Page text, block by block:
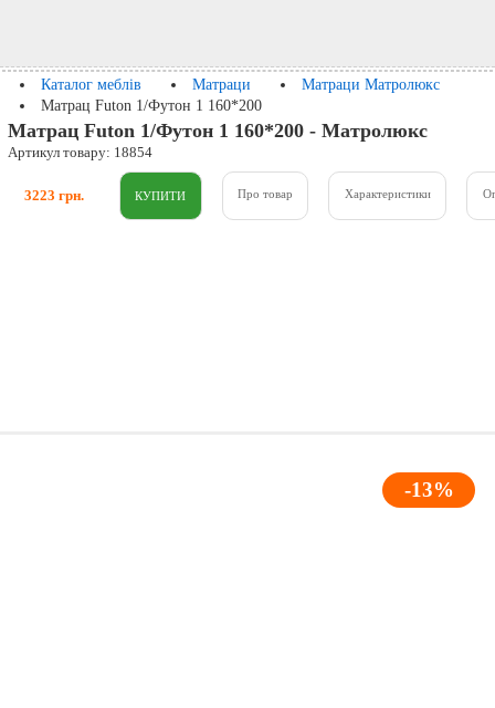
Каталог меблів Матраци
Матраци Матролюкс
Матрац Futon 1/Футон 1 160*200
Матрац Futon 1/Футон 1 160*200 - Матролюкс
Артикул товару: 18854
3223 грн. Про товар Характеристики
-13%